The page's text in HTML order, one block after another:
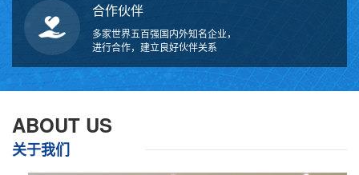
合作伙伴
多家世界五百强国内外知名企业，
进行合作，建立良好伙伴关系
ABOUT US
关于我们
品